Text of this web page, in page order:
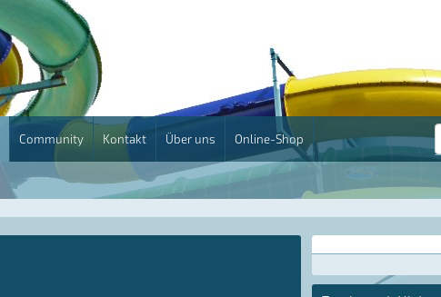
Community Kontakt Über uns Online-Shop